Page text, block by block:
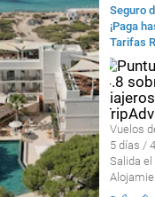
Seguro
¡Paga
Tarifas
Vuelos
5 días /
Salida el